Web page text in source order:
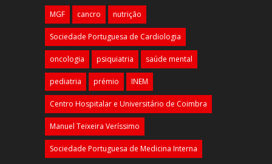
MGF cancro nutrição
Sociedade Portuguesa de Cardiologia
oncologia psiquiatria saúde mental
pediatria prémio INEM
Centro Hospitalar e Universitário de Coimbra
Manuel Teixeira Veríssimo
Sociedade Portuguesa de Medicina Interna